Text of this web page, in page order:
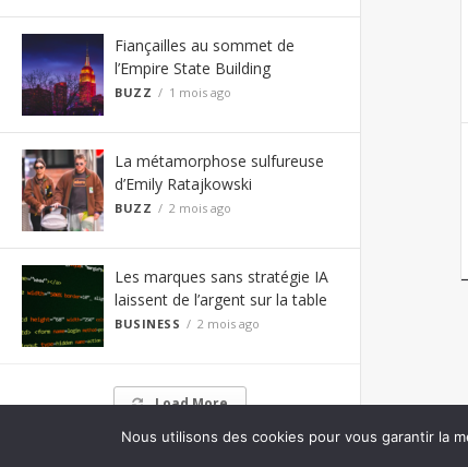
Fiançailles au sommet de
l’Empire State Building
BUZZ 1 mois ago
La métamorphose sulfureuse
d’Emily Ratajkowski
BUZZ 2 mois ago
Les marques sans stratégie IA
laissent de l’argent sur la table
BUSINESS 2 mois ago
Load More
Nous utilisons des cookies pour vous garantir la